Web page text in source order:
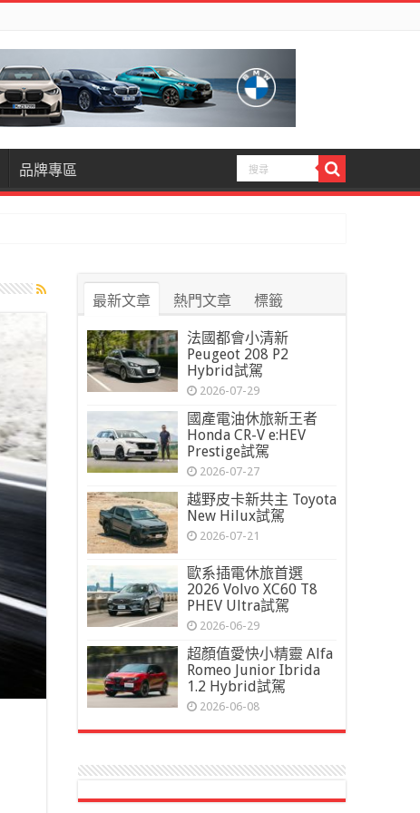
品牌專區
最新文章 熱門文章 標籤
法國都會小清新
Peugeot 208 P2
Hybrid試駕
2026-07-29
國產電油休旅新王者
Honda CR-V e:HEV
Prestige試駕
2026-07-27
越野皮卡新共主 Toyota
New Hilux試駕
2026-07-21
歐系插電休旅首選
2026 Volvo XC60 T8
PHEV Ultra試駕
2026-06-29
超顏值愛快小精靈 Alfa
Romeo Junior Ibrida
1.2 Hybrid試駕
2026-06-08